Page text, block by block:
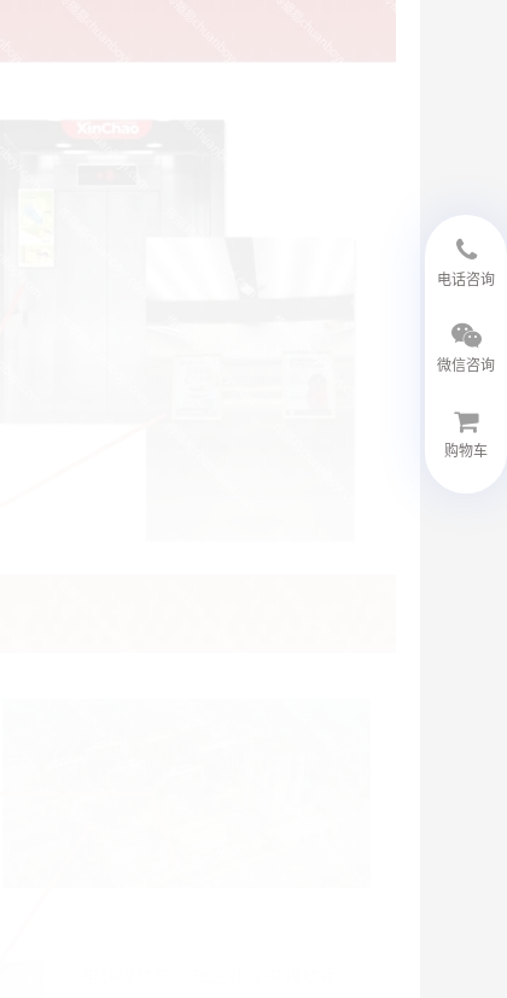
电话咨询
微信咨询
购物车